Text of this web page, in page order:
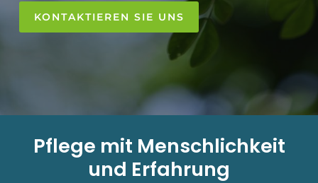
KONTAKTIEREN SIE UNS
Pflege mit Menschlichkeit
und Erfahrung